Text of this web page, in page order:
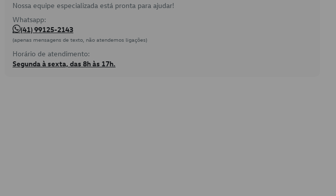
Nossa equipe especializada está pronta para ajudar!
Whatsapp:
(41) 99125-2143
(apenas mensagens de texto, não atendemos ligações)
Horário de atendimento:
Segunda à sexta, das 8h às 17h.